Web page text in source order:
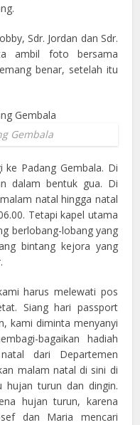
Sdr. Jordan dan Sdr.
ambil foto bersama
benar, setelah itu
Gembala
Padang Gembala. Di
dalam bentuk gua. Di
natal hingga natal
Tetapi kapel utama
berlobang-lobang yang
bintang kejora yang
harus melewati pos
Siang hari passport
kami diminta menyanyi
bagaikan hadiah
dari Departemen
malam natal di sini di
hujan turun dan dingin.
hujan turun, karena
dan Maria mencari